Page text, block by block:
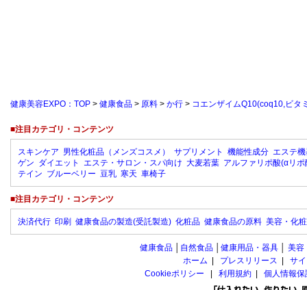
健康美容EXPO：TOP > 健康食品 > 原料 > か行 > コエンザイムQ10(coq10,ビタ
■注目カテゴリ・コンテンツ
スキンケア 男性化粧品（メンズコスメ） サプリメント 機能性成分 エステ
ゲン ダイエット エステ・サロン・スパ向け 大麦若葉 アルファリポ酸(αリポ
テイン ブルーベリー 豆乳 寒天 車椅子
■注目カテゴリ・コンテンツ
決済代行 印刷 健康食品の製造(受託製造) 化粧品 健康食品の原料 美容・化
健康食品 自然食品 健康用品・器具 美容
ホーム
プレスリリース
サ
Cookieポリシー
利用規約 個人情報